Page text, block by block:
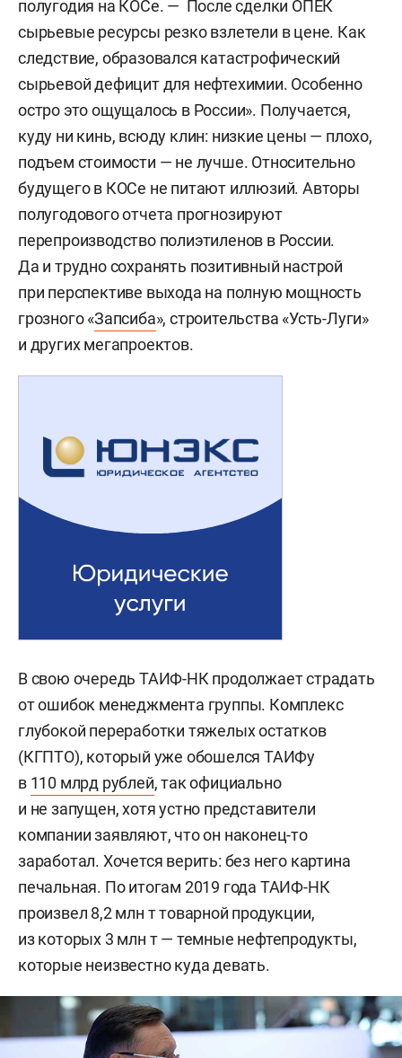
полугодия на КОСе. — После сделки ОПЕК
сырьевые ресурсы резко взлетели в цене. Как
следствие, образовался катастрофический
сырьевой дефицит для нефтехимии. Особенно
остро это ощущалось в России». Получается,
куду ни кинь, всюду клин: низкие цены — плохо,
подъем стоимости — не лучше. Относительно
будущего в КОСе не питают иллюзий. Авторы
полугодового отчета прогнозируют
перепроизводство полиэтиленов в России.
Да и трудно сохранять позитивный настрой
при перспективе выхода на полную мощность
грозного «Запсиба», строительства «Усть-Луги»
и других мегапроектов.
В свою очередь ТАИФ-НК продолжает страдать
от ошибок менеджмента группы. Комплекс
глубокой переработки тяжелых остатков
(КГПТО), который уже обошелся ТАИФу
в 110 млрд рублей, так официально
и не запущен, хотя устно представители
компании заявляют, что он наконец-то
заработал. Хочется верить: без него картина
печальная. По итогам 2019 года ТАИФ-НК
произвел 8,2 млн т товарной продукции,
из которых 3 млн т — темные нефтепродукты,
которые неизвестно куда девать.